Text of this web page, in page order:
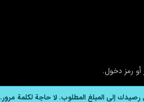
رمز دخول.
إلى المبلغ المطلوب. لا حاجة لكلمة مرور.